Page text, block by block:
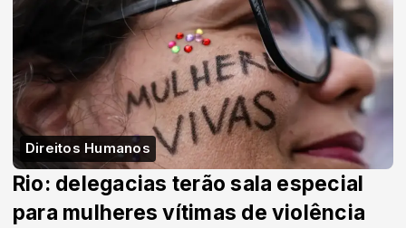
Direitos Humanos
Rio: delegacias terão sala especial
para mulheres vítimas de violência